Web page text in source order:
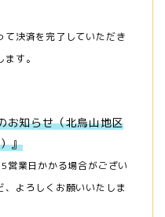
決済を完了していただき
す。
お知らせ（北烏山地区
』
営業日かかる場合がござい
、よろしくお願いいたしま